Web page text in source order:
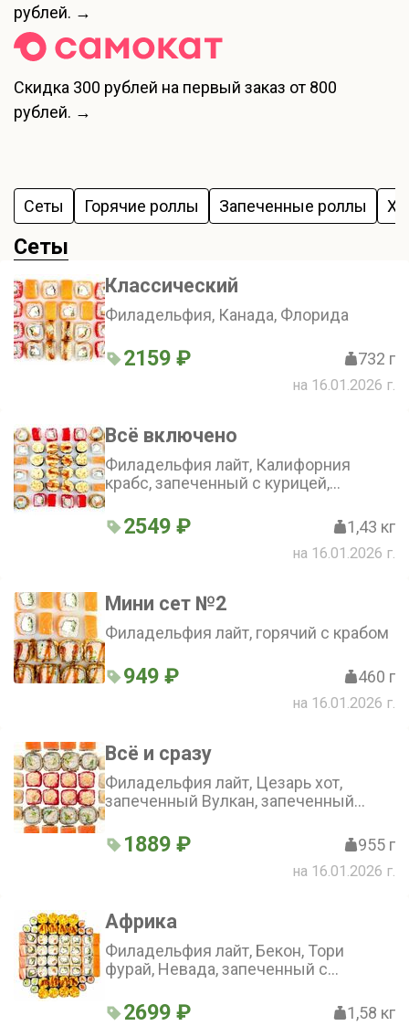
рублей. →
Скидка 300 рублей на первый заказ от 800
рублей. →
Сеты Горячие роллы Запеченные роллы
Сеты
Классический
Филадельфия, Канада, Флорида
2159 ₽ 732 г
на 16.01.2026 г.
Всё включено
Филадельфия лайт, Калифорния
крабс, запеченный с курицей,
крабом, горячий с лососем
2549 ₽ 1,43 кг
на 16.01.2026 г.
Мини сет №2
Филадельфия лайт, горячий с крабом
949 ₽ 460 г
на 16.01.2026 г.
Всё и сразу
Филадельфия лайт, Цезарь хот,
запеченный Вулкан, запеченный
1889 ₽ 955 г
на 16.01.2026 г.
Африка
Филадельфия лайт, Бекон, Тори
фурай, Невада, запеченный с
с лососем, ролл с огурцом
2699 ₽ 1,58 кг